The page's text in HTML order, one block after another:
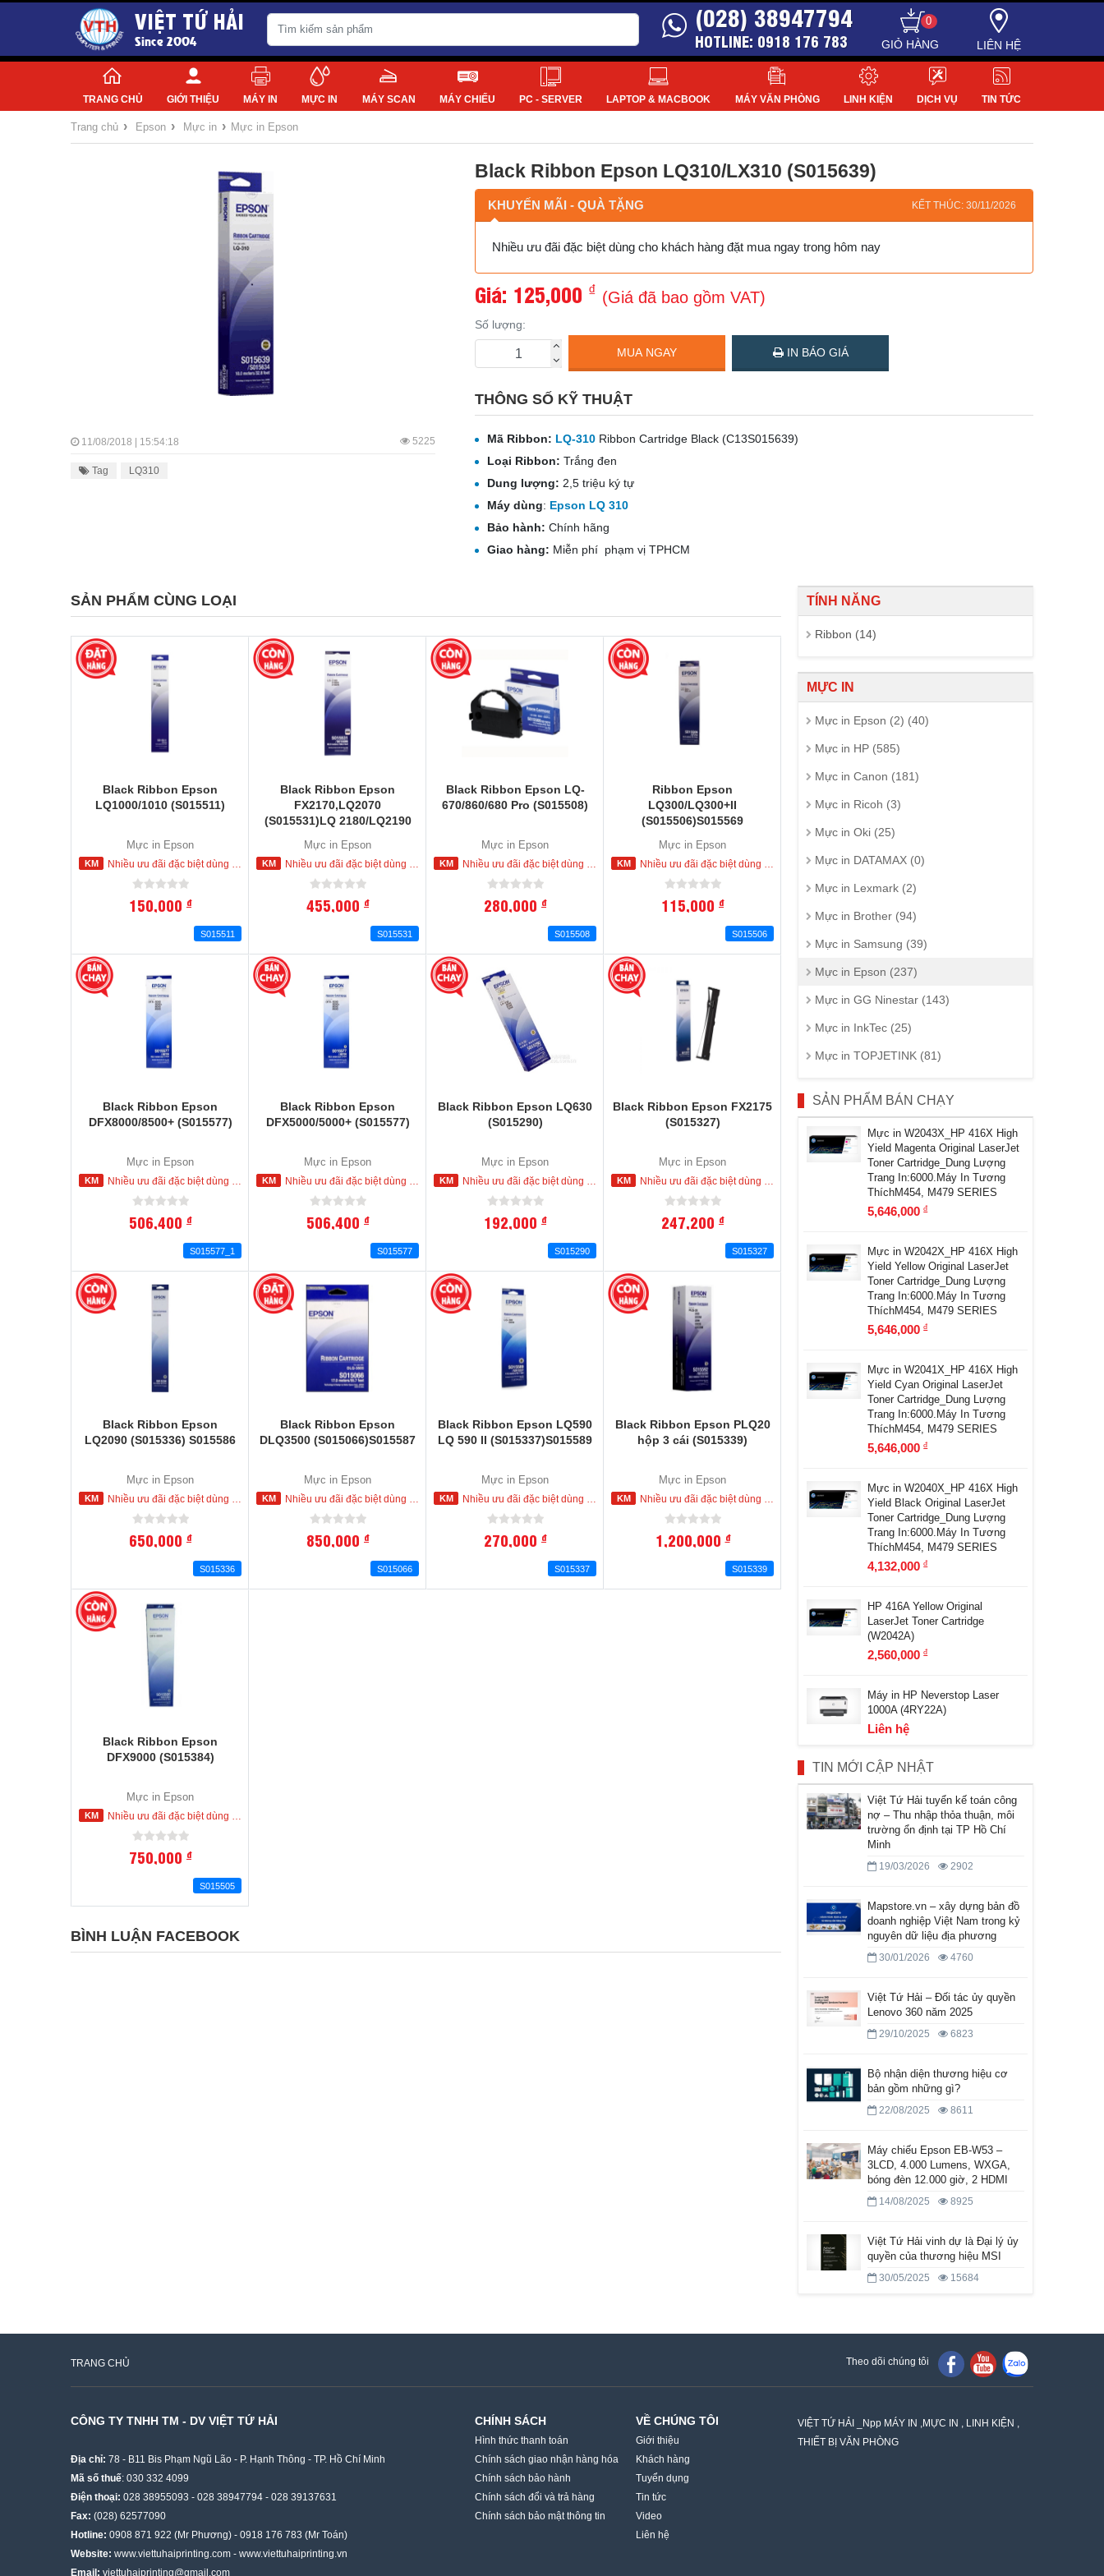
VIỆT TỨ HẢI
Since 2004
0
(028) 38947794
HOTLINE: 0918 176 783 LIÊN HỆ
TRANG CHỦ GIỚI THIỆU MÁY IN MỰC IN MÁY SCAN MÁY CHIẾU PC - SERVER LAPTOP & MACBOOK MÁY VĂN PHÒNG LINH KIỆN DỊCH VỤ TIN TỨC
Trang chủ › Epson › Mực in › Mực in Epson
11/08/2018 | 15:54:18 5225
Tag LQ310
Black Ribbon Epson LQ310/LX310 (S015639)
KHUYẾN MÃI - QUÀ TẶNG KẾT THÚC: 30/11/2026
Nhiều ưu đãi đặc biệt dùng cho khách hàng đặt mua ngay trong hôm nay
Giá: 125,000 ₫ (Giá đã bao gồm VAT)
Số lượng:
MUA NGAY IN BÁO GIÁ
THÔNG SỐ KỸ THUẬT
Mã Ribbon: LQ-310Ribbon Cartridge Black (C13S015639)
Loại Ribbon: Trắng đen
Dung lượng: 2,5 triệu ký tự
Máy dùng: Epson LQ 310
Bảo hành: Chính hãng
Giao hàng: Miễn phí phạm vị TPHCM
SẢN PHẨM CÙNG LOẠI
Black Ribbon Epson
LQ1000/1010 (S015511)
Mực in Epson
Nhiều ưu đãi đặc biệt dùng cho khách hàng đặt mua ngay trong hôm nay
150,000 đ
S015511
Black Ribbon Epson
FX2170,LQ2070
(S015531)LQ 2180/LQ2190
Mực in Epson
Nhiều ưu đãi đặc biệt dùng cho khách hàng đặt mua ngay trong hôm nay
455,000 đ
S015531
Black Ribbon Epson LQ-
670/860/680 Pro (S015508)
Mực in Epson
Nhiều ưu đãi đặc biệt dùng cho khách hàng đặt mua ngay trong hôm nay
280,000 đ
S015508
Ribbon Epson
LQ300/LQ300+II
(S015506)S015569
Mực in Epson
Nhiều ưu đãi đặc biệt dùng cho khách hàng đặt mua ngay trong hôm nay
115,000 đ
S015506
Black Ribbon Epson
DFX8000/8500+ (S015577)
Mực in Epson
Nhiều ưu đãi đặc biệt dùng cho khách hàng đặt mua ngay trong hôm nay
506,400 đ
S015577_1
Black Ribbon Epson
DFX5000/5000+ (S015577)
Mực in Epson
Nhiều ưu đãi đặc biệt dùng cho khách hàng đặt mua ngay trong hôm nay
506,400 đ
S015577
Black Ribbon Epson LQ630
(S015290)
Mực in Epson
Nhiều ưu đãi đặc biệt dùng cho khách hàng đặt mua ngay trong hôm nay
192,000 đ
S015290
Black Ribbon Epson FX2175
(S015327)
Mực in Epson
Nhiều ưu đãi đặc biệt dùng cho khách hàng đặt mua ngay trong hôm nay
247,200 đ
S015327
Black Ribbon Epson
LQ2090 (S015336) S015586
Mực in Epson
Nhiều ưu đãi đặc biệt dùng cho khách hàng đặt mua ngay trong hôm nay
650,000 đ
S015336
Black Ribbon Epson
DLQ3500 (S015066)S015587
Mực in Epson
Nhiều ưu đãi đặc biệt dùng cho khách hàng đặt mua ngay trong hôm nay
850,000 đ
S015066
Black Ribbon Epson LQ590
LQ 590 II (S015337)S015589
Mực in Epson
Nhiều ưu đãi đặc biệt dùng cho khách hàng đặt mua ngay trong hôm nay
270,000 đ
S015337
Black Ribbon Epson PLQ20
hộp 3 cái (S015339)
Mực in Epson
Nhiều ưu đãi đặc biệt dùng cho khách hàng đặt mua ngay trong hôm nay
1,200,000đ
S015339
Black Ribbon Epson
DFX9000 (S015384)
Mực in Epson
Nhiều ưu đãi đặc biệt dùng cho khách hàng đặt mua ngay trong hôm nay
750,000 đ
S015505
BÌNH LUẬN FACEBOOK
TÍNH NĂNG
Ribbon (14)
MỰC IN
Mực in Epson (2) (40)
Mực in HP (585)
Mực in Canon (181)
Mực in Ricoh (3)
Mực in Oki (25)
Mực in DATAMAX (0)
Mực in Lexmark (2)
Mực in Brother (94)
Mực in Samsung (39)
Mực in Epson (237)
Mực in GG Ninestar (143)
Mực in InkTec (25)
Mực in TOPJETINK (81)
SẢN PHẨM BÁN CHẠY
Mực in W2043X_HP 416X High
Yield Magenta Original LaserJet
Toner Cartridge_Dung Lượng
Trang In:6000.Máy In Tương
ThíchM454, M479 SERIES
5,646,000đ
Mực in W2042X_HP 416X High
Yield Yellow Original LaserJet
Toner Cartridge_Dung Lượng
Trang In:6000.Máy In Tương
ThíchM454, M479 SERIES
5,646,000đ
Mực in W2041X_HP 416X High
Yield Cyan Original LaserJet
Toner Cartridge_Dung Lượng
Trang In:6000.Máy In Tương
ThíchM454, M479 SERIES
5,646,000đ
Mực in W2040X_HP 416X High
Yield Black Original LaserJet
Toner Cartridge_Dung Lượng
Trang In:6000.Máy In Tương
ThíchM454, M479 SERIES
4,132,000đ
HP 416A Yellow Original
LaserJet Toner Cartridge
(W2042A)
2,560,000đ
Máy in HP Neverstop Laser
1000A (4RY22A)
Liên hệ
TIN MỚI CẬP NHẬT
Việt Tứ Hải tuyển kế toán công
nợ – Thu nhập thỏa thuận, môi
trường ổn định tại TP Hồ Chí
Minh
19/03/2026 2902
Mapstore.vn – xây dựng bản đồ
doanh nghiệp Việt Nam trong kỷ
nguyên dữ liệu địa phương
30/01/2026 4760
Việt Tứ Hải – Đối tác ủy quyền
Lenovo 360 năm 2025
29/10/2025 6823
Bộ nhận diện thương hiệu cơ
bản gồm những gì?
22/08/2025 8611
Máy chiếu Epson EB-W53 –
3LCD, 4.000 Lumens, WXGA,
bóng đèn 12.000 giờ, 2 HDMI
14/08/2025 8925
Việt Tứ Hải vinh dự là Đại lý ủy
quyền của thương hiệu MSI
30/05/2025 15684
TRANG CHỦ Theo dõi chúng tôi
CÔNG TY TNHH TM - DV VIỆT TỨ HẢI
Địa chỉ: 78 - B11 Bis Phạm Ngũ Lão - P. Hạnh Thông - TP. Hồ Chí Minh
Mã số thuế: 030 332 4099
Điện thoại: 028 38955093 - 028 38947794 - 028 39137631
Fax: (028) 62577090
Hotline: 0908 871 922 (Mr Phương) - 0918 176 783 (Mr Toán)
Website: www.viettuhaiprinting.com - www.viettuhaiprinting.vn
Email: viettuhaiprinting@gmail.com
CHÍNH SÁCH
Hình thức thanh toán
Chính sách giao nhận hàng hóa
Chính sách bảo hành
Chính sách đổi và trả hàng
Chính sách bảo mật thông tin
VỀ CHÚNG TÔI
Giới thiệu
Khách hàng
Tuyển dụng
Tin tức
Video
Liên hệ
VIỆT TỨ HẢI _Npp MÁY IN ,MỰC IN , LINH KIỆN ,
THIẾT BỊ VĂN PHÒNG